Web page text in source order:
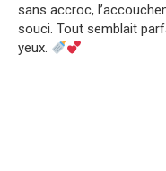
sans accroc,
souci. Tout semblait
yeux.